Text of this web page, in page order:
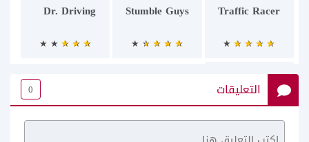
Traffic Racer
Stumble Guys
Dr. Driving
التعليقات 0